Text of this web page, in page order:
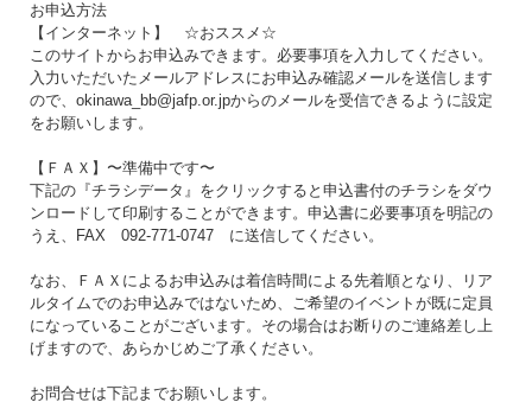
お申込方法
【インターネット】 ☆おススメ☆
このサイトからお申込みできます。必要事項を入力してください。
入力いただいたメールアドレスにお申込み確認メールを送信します
ので、okinawa_bb@jafp.or.jpからのメールを受信できるように設定
をお願いします。
【ＦＡＸ】〜準備中です〜
下記の『チラシデータ』をクリックすると申込書付のチラシをダウ
ンロードして印刷することができます。申込書に必要事項を明記の
うえ、FAX 092-771-0747 に送信してください。
なお、ＦＡＸによるお申込みは着信時間による先着順となり、リア
ルタイムでのお申込みではないため、ご希望のイベントが既に定員
になっていることがございます。その場合はお断りのご連絡差し上
げますので、あらかじめご了承ください。
お問合せは下記までお願いします。